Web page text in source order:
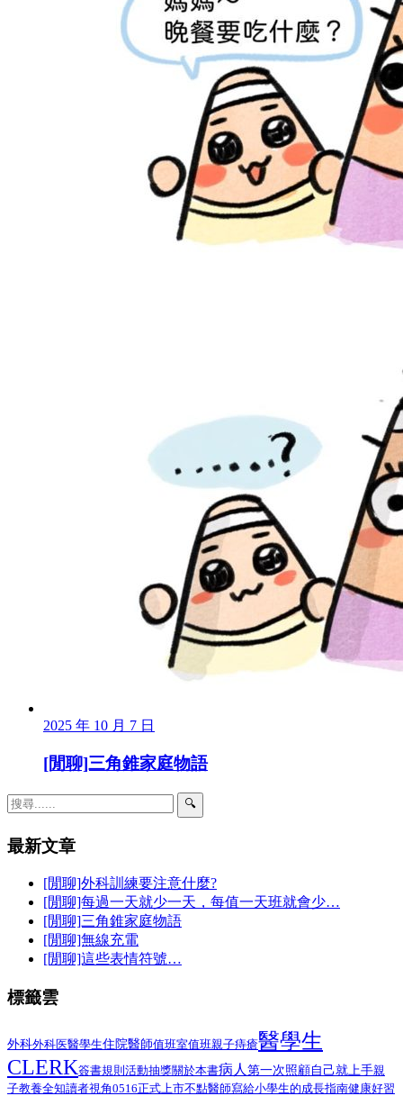
2025 年 10 月 7 日
[閒聊]三角錐家庭物語
🔍
最新文章
[閒聊]外科訓練要注意什麼?
[閒聊]每過一天就少一天，每值一天班就會少…
[閒聊]三角錐家庭物語
[閒聊]無線充電
[閒聊]這些表情符號…
標籤雲
外科外科医醫學生住院醫師值班室值班親子痔瘡醫學生
CLERK簽書規則 活動抽獎關於本書病人 第一次照顧自己就上手親
子教養全知讀者視角0516正式上市不點醫師寫給小學生的成長指南健康好習